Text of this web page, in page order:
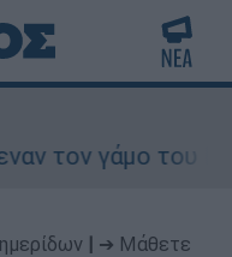
γάμο του
➔ Μάθετε